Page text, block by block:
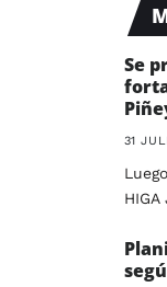
Se
31